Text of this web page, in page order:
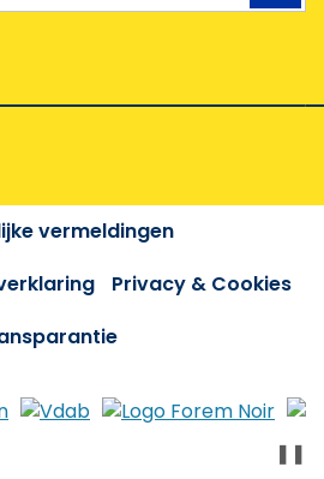
vermeldingen
Privacy & Cookies
❚❚